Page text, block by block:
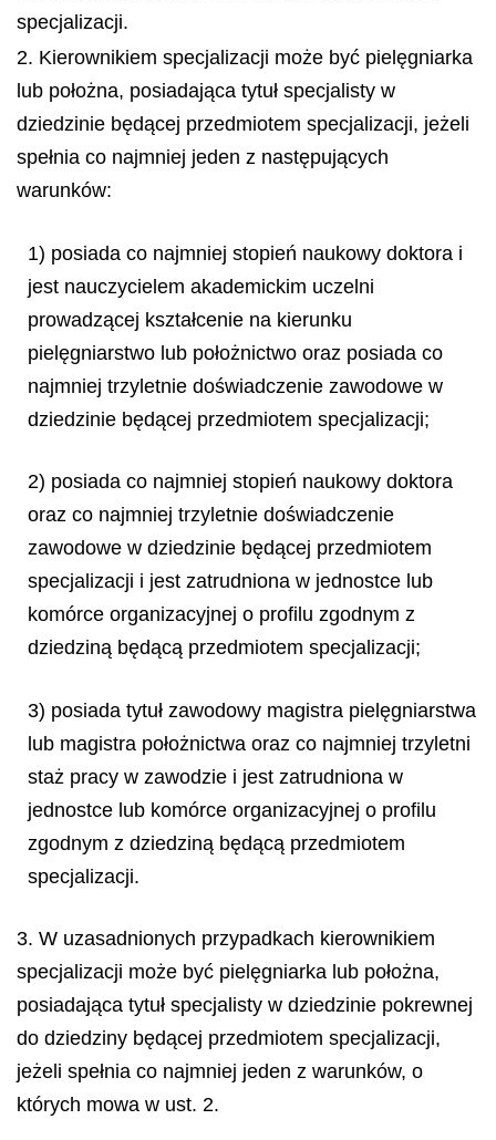
specjalizacji.
2. Kierownikiem specjalizacji może być pielęgniarka
lub położna, posiadająca tytuł specjalisty w
dziedzinie będącej przedmiotem specjalizacji, jeżeli
spełnia co najmniej jeden z następujących
warunków:
1) posiada co najmniej stopień naukowy doktora i
jest nauczycielem akademickim uczelni
prowadzącej kształcenie na kierunku
pielęgniarstwo lub położnictwo oraz posiada co
najmniej trzyletnie doświadczenie zawodowe w
dziedzinie będącej przedmiotem specjalizacji;
2) posiada co najmniej stopień naukowy doktora
oraz co najmniej trzyletnie doświadczenie
zawodowe w dziedzinie będącej przedmiotem
specjalizacji i jest zatrudniona w jednostce lub
komórce organizacyjnej o profilu zgodnym z
dziedziną będącą przedmiotem specjalizacji;
3) posiada tytuł zawodowy magistra pielęgniarstwa
lub magistra położnictwa oraz co najmniej trzyletni
staż pracy w zawodzie i jest zatrudniona w
jednostce lub komórce organizacyjnej o profilu
zgodnym z dziedziną będącą przedmiotem
specjalizacji.
3. W uzasadnionych przypadkach kierownikiem
specjalizacji może być pielęgniarka lub położna,
posiadająca tytuł specjalisty w dziedzinie pokrewnej
do dziedziny będącej przedmiotem specjalizacji,
jeżeli spełnia co najmniej jeden z warunków, o
których mowa w ust. 2.